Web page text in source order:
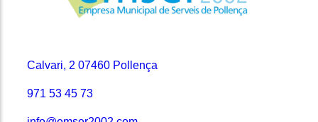
Calvari, 2 07460 Pollença
971 53 45 73